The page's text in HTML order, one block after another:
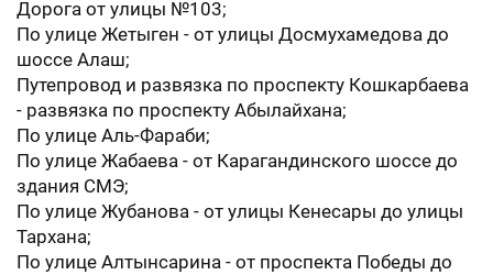
Дорога от улицы №103;
По улице Жетыген - от улицы Досмухамедова до
шоссе Алаш;
Путепровод и развязка по проспекту Кошкарбаева
- развязка по проспекту Абылайхана;
По улице Аль-Фараби;
По улице Жабаева - от Карагандинского шоссе до
здания СМЭ;
По улице Жубанова - от улицы Кенесары до улицы
Тархана;
По улице Алтынсарина - от проспекта Победы до